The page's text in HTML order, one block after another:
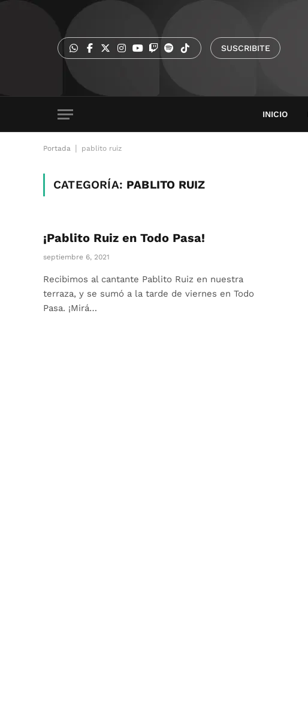
SUSCRIBITE
INICIO
Portada pablito ruiz
CATEGORÍA: PABLITO RUIZ
¡Pablito Ruiz en Todo Pasa!
septiembre 6, 2021
Recibimos al cantante Pablito Ruiz en nuestra
terraza, y se sumó a la tarde de viernes en Todo
Pasa. ¡Mirá…